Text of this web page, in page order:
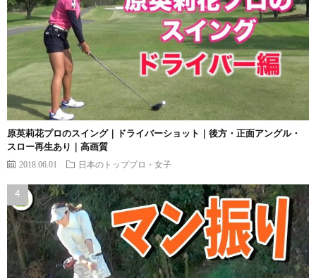
原英莉花プロのスイング｜ドライバーショット｜後方・正面アングル・
スロー再生あり｜高画質
2018.06.01 日本のトッププロ・女子